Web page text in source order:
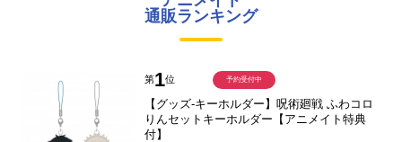
通販ランキング
第1位
【グッズ-キーホルダー】呪術廻戦 ふわコロ
りんセットキーホルダー【アニメイト特典
付】
予約受付中